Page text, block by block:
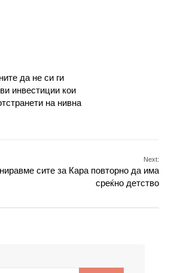
да не си ги
инвестиции кои
на нивна
Next:
сите за Кара повторно да има
среќно детство